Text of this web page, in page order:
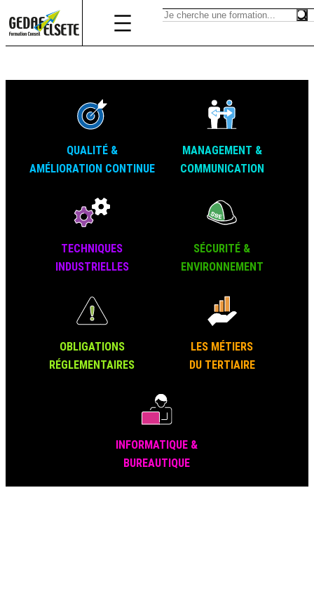
QUALITÉ &
AMÉLIORATION CONTINUE
MANAGEMENT &
COMMUNICATION
TECHNIQUES
INDUSTRIELLES
SÉCURITÉ &
ENVIRONNEMENT
OBLIGATIONS
RÉGLEMENTAIRES
LES MÉTIERS
DU TERTIAIRE
INFORMATIQUE &
BUREAUTIQUE